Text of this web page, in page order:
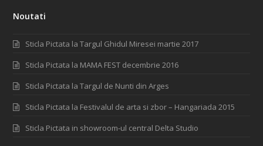
Noutati
Sticla Pictata la Targul Ghidul Miresei martie 2017
Sticla Pictata la MAMA FEST decembrie 2016
Sticla Pictata la Targul de Nunti din Arges
Sticla Pictata la Festivalul de arta si zbor – Hangariada 2015
Sticla Pictata in showroom-ul central Delta Studio